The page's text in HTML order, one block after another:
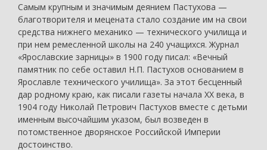
Самым крупным и значимым деянием Пастухова —
благотворителя и мецената стало создание им на свои
средства нижнего механико — технического училища и
при нем ремесленной школы на 240 учащихся. Журнал
«Ярославские зарницы» в 1900 году писал: «Вечный
памятник по себе оставил Н.П. Пастухов основанием в
Ярославле технического училища». За этот бесценный
дар родному краю, как писали газеты начала ХХ века, в
1904 году Николай Петрович Пастухов вместе с детьми
именным высочайшим указом, был возведен в
потомственное дворянское Российской Империи
достоинство.